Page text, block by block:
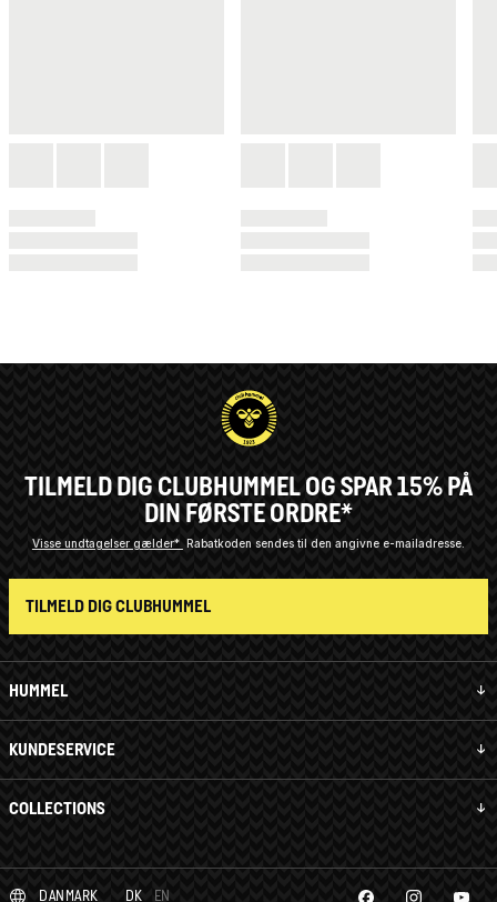
HUMMEL
KUNDESERVICE
COLLECTIONS
TILMELD DIG CLUBHUMMEL OG SPAR 15% PÅ
DIN FØRSTE ORDRE*
Visse undtagelser gælder* Rabatkoden sendes til den angivne e-mailadresse.
TILMELD DIG CLUBHUMMEL
DANMARK DK EN